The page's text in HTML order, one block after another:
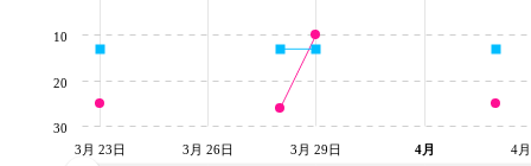
3月 23日 3月 26日 3月 29日 4月 4
10
20
30